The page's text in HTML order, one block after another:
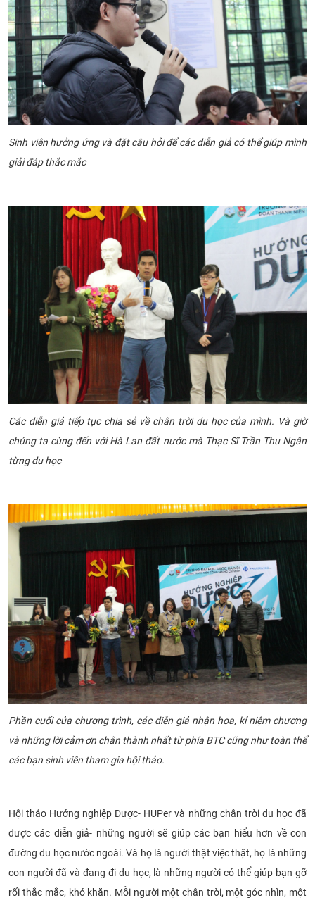
Sinh viên hưởng ứng và đặt câu hỏi để các diễn giả có thể giúp mình
giải đáp thắc mắc
Các diễn giả tiếp tục chia sẻ về chân trời du học của mình. Và giờ
chúng ta cùng đến với Hà Lan đất nước mà Thạc Sĩ Trần Thu Ngân
từng du học
Phần cuối của chương trình, các diễn giả nhận hoa, kỉ niệm chương
và những lời cảm ơn chân thành nhất từ phía BTC cũng như toàn thể
các bạn sinh viên tham gia hội thảo.
Hội thảo Hướng nghiệp Dược- HUPer và những chân trời du học đã
được các diễn giả- những người sẽ giúp các bạn hiểu hơn về con
đường du học nước ngoài. Và họ là người thật việc thật, họ là những
con người đã và đang đi du học, là những người có thể giúp bạn gỡ
rối thắc mắc, khó khăn. Mỗi người một chân trời, một góc nhìn, một